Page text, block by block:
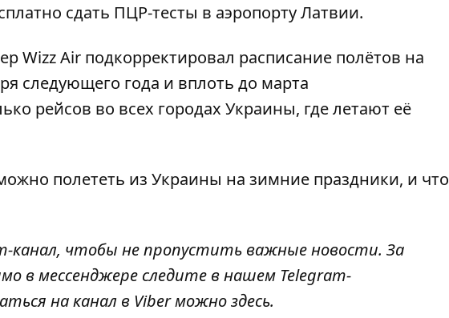
сдать ПЦР-тесты в аэропорту Латвии.
Wizz Air подкорректировал расписание полётов на
следующего года и вплоть до марта
рейсов во всех городах Украины, где летают её
полететь из Украины на зимние праздники, и что
канал, чтобы не пропустить важные новости. За
в мессенджере следите в нашем Telegram-
на канал в Viber можноздесь.